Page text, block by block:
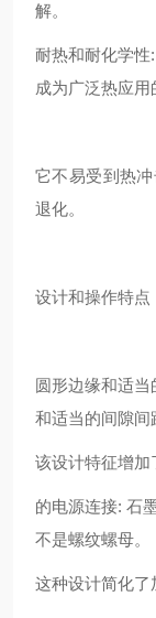
解。
耐热和耐化学
成为广泛热应用
它不易受到热
退化。
设计和操作特点
圆形边缘和适
和适当的间隙间
该设计特征增加
的电源连接: 石
不是螺纹螺母。
这种设计简化了